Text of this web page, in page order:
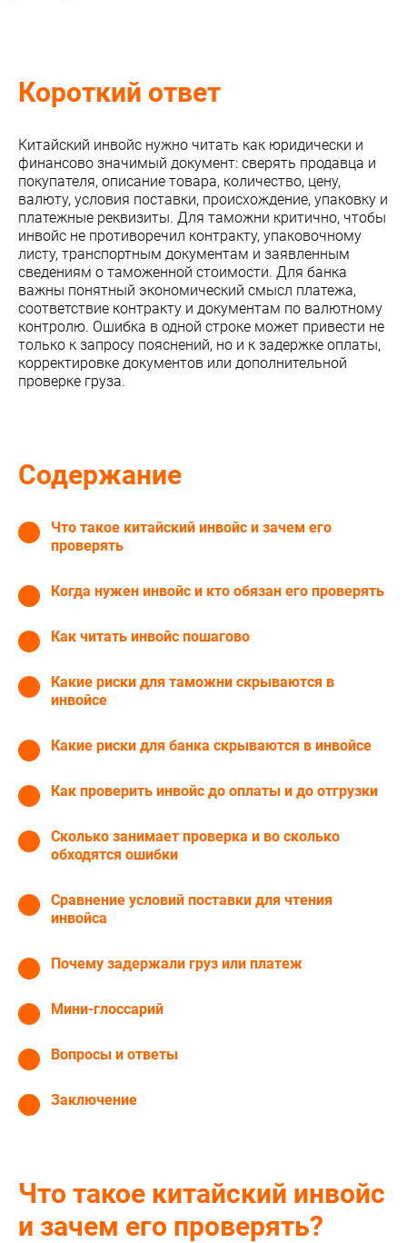
Короткий ответ
Китайский инвойс нужно читать как юридически и
финансово значимый документ: сверять продавца и
покупателя, описание товара, количество, цену,
валюту, условия поставки, происхождение, упаковку и
платежные реквизиты. Для таможни критично, чтобы
инвойс не противоречил контракту, упаковочному
листу, транспортным документам и заявленным
сведениям о таможенной стоимости. Для банка
важны понятный экономический смысл платежа,
соответствие контракту и документам по валютному
контролю. Ошибка в одной строке может привести не
только к запросу пояснений, но и к задержке оплаты,
корректировке документов или дополнительной
проверке груза.
Содержание
Что такое китайский инвойс и зачем его
проверять
Когда нужен инвойс и кто обязан его проверять
Как читать инвойс пошагово
Какие риски для таможни скрываются в
инвойсе
Какие риски для банка скрываются в инвойсе
Как проверить инвойс до оплаты и до отгрузки
Сколько занимает проверка и во сколько
обходятся ошибки
Сравнение условий поставки для чтения
инвойса
Почему задержали груз или платеж
Мини-глоссарий
Вопросы и ответы
Заключение
Что такое китайский инвойс
и зачем его проверять?